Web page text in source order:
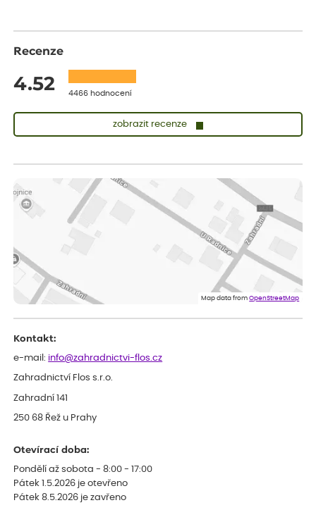
Recenze
4.52 4466 hodnocení
zobrazit recenze
Vše v pořádku, jsem spokojena.
ověřený nákup dnes
Rostlina mi přišla v dobrém stavu, jsem spokojená.
Zuzana
Spokojenost s dodáním kvalitních rostlin
Map data fromOpenStreetMap
Kontakt:
e-mail: info@zahradnictvi-flos.cz
Zahradnictví Flos s.r.o.
Zahradní 141
250 68 Řež u Prahy
Otevírací doba:
Pondělí až sobota - 8:00 - 17:00
Pátek 1.5.2026 je otevřeno
Pátek 8.5.2026 je zavřeno